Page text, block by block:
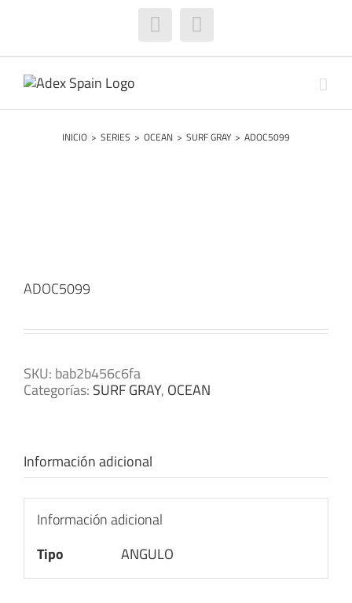
Facebook
INICIO > SERIES > OCEAN > SURF GRAY > ADOC5099
ADOC5099
SKU: bab2b456c6fa
Categorías: SURF GRAY, OCEAN
Información adicional
Información adicional
Tipo
ANGULO